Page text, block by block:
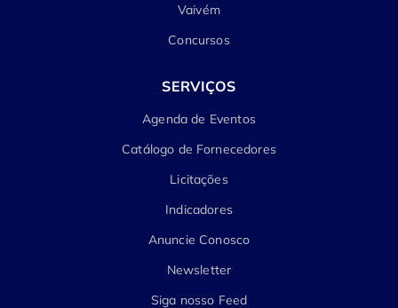
Vaivém
Concursos
SERVIÇOS
Agenda de Eventos
Catálogo de Fornecedores
Licitações
Indicadores
Anuncie Conosco
Newsletter
Siga nosso Feed